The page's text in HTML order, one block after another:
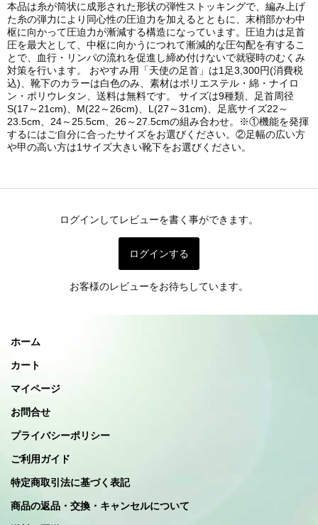
本品は糸が筒状に成形された形状の弾性ストッキングで、編み上げ
た糸の弾力により同心性の圧迫力を加えるとともに、末梢部かわ中
枢に向かって圧迫力が漸減する構造になっています。圧迫力は足首
圧を最大として、中枢に向かうにつれて漸減的な圧勾配を有するこ
とで、血行・リンパの流れを促進し締め付けないで就寝時のむくみ
対策を行います。 おやすみ用「天使の足首」は1足3,300円(消費税
込)、靴下のカラーは白色のみ、素材はポリエステル・綿・ナイロ
ン・ポリウレタン、送料は無料です。 サイズは9種類、足首周径
S(17～21cm)、M(22～26cm)、L(27～31cm)、足底サイズ22～
23.5cm、24～25.5cm、26～27.5cmの組み合わせ。※①機能を発揮
するにはご自分に合ったサイズをお選びください。②足幅の広い方
や甲の高い方は1サイズ大きい靴下をお選びください。
ログインしてレビューを書く事ができます。
ログインする
お客様のレビューをお待ちしています。
ホーム
カート
マイページ
お問合せ
プライバシーポリシー
ご利用ガイド
特定商取引法に基づく表記
商品の返品・交換・キャンセルについて